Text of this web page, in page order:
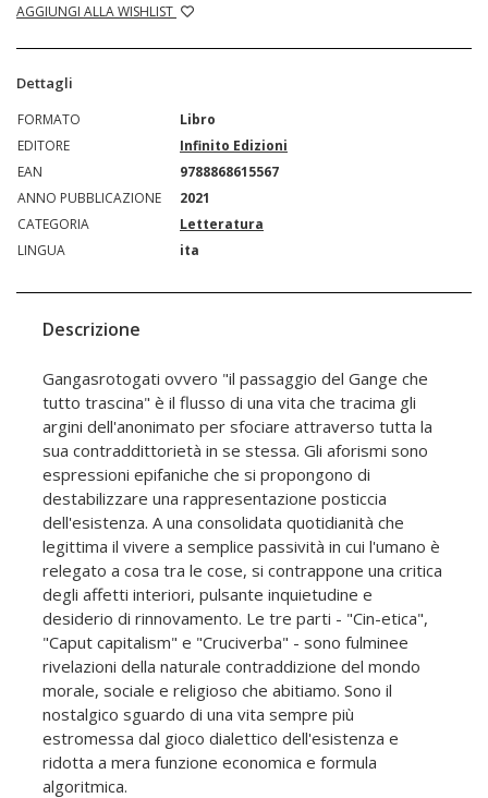
AGGIUNGI ALLA WISHLIST
Dettagli
FORMATO
Libro
EDITORE
Infinito Edizioni
EAN
9788868615567
ANNO PUBBLICAZIONE
2021
CATEGORIA
Letteratura
LINGUA
ita
Descrizione
Gangasrotogati ovvero "il passaggio del Gange che
tutto trascina" è il flusso di una vita che tracima gli
argini dell'anonimato per sfociare attraverso tutta la
sua contraddittorietà in se stessa. Gli aforismi sono
espressioni epifaniche che si propongono di
destabilizzare una rappresentazione posticcia
dell'esistenza. A una consolidata quotidianità che
legittima il vivere a semplice passività in cui l'umano è
relegato a cosa tra le cose, si contrappone una critica
degli affetti interiori, pulsante inquietudine e
desiderio di rinnovamento. Le tre parti - "Cin-etica",
"Caput capitalism" e "Cruciverba" - sono fulminee
rivelazioni della naturale contraddizione del mondo
morale, sociale e religioso che abitiamo. Sono il
nostalgico sguardo di una vita sempre più
estromessa dal gioco dialettico dell'esistenza e
ridotta a mera funzione economica e formula
algoritmica.